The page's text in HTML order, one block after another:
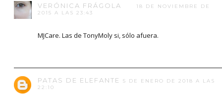
VERÓNICA FRÁGOLA
18 DE NOVIEMBRE DE
2015 A LAS 23:43
MJCare. Las de TonyMoly si, sólo afuera.
PATAS DE ELEFANTE
5 DE ENERO DE 2018 A LAS
22:10